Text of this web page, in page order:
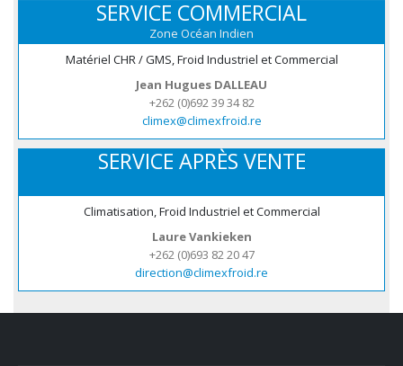
SERVICE COMMERCIAL
Zone Océan Indien
Matériel CHR / GMS, Froid Industriel et Commercial
Jean Hugues DALLEAU
+262 (0)692 39 34 82
climex@climexfroid.re
SERVICE APRÈS VENTE
Climatisation, Froid Industriel et Commercial
Laure Vankieken
+262 (0)693 82 20 47
direction@climexfroid.re